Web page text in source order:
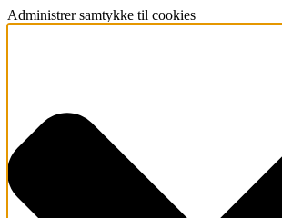
Administrer samtykke til cookies